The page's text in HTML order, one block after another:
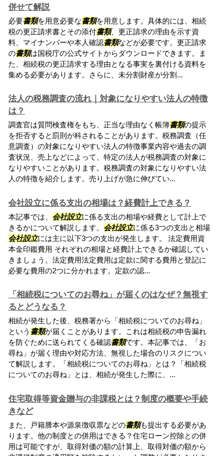
併せて解説
必要書類を用意必要な書類を用意します。具体的には、相続
税の更正請求書とその添付書類、更正請求の理由を示す資
料、マイナンバーや本人確認書類などが必要です。更正請求
の書類は国税庁の公式サイトからダウンロードできます。ま
た、相続税の更正請求する理由となる事実を裏付ける資料を
集める必要があります。さらに、未分割財産が分割...
法人の税務調査の流れ｜対象になりやすい法人の特徴
は？
調査官は質問検査権をもち、正当な理由なく帳簿書類の提示
を拒否すると罰則が科されることがあります。税務調査（任
意調査）の対象になりやすい法人の特徴事業内容や過去の調
査状況、売上などによって、特定の法人が税務調査の対象に
なりやすいことがあります。税務調査の対象になりやすい法
人の特徴を紹介します。売り上げが急に伸びてい...
会社設立に係る支出の相場は？経費計上できる？
本記事では、 会社設立に係る支出の相場や経費として計上で
きるかについて解説します。 会社設立に係る3つの支出と相場
会社設立には主に以下3つの支出が発生します。 法定費用資
本金印鑑費用 それぞれの相場と経費計上できるか確認してい
きましょう。法定費用法定費用は定款に関する費用と登記に
必要な費用の2つに分かれます。定款の認...
「相続税についてのお尋ね」が届くのはなぜ？無視す
るとどうなる？
相続が発生した後、税務署から「相続税についてのお尋ね」
という 書類が届くことがあります。これは相続税の申告漏れ
を防ぐために送られてくる確認書類です。本記事では、「お
尋ね」が届く理由や対応方法、無視した場合のリスクについ
て解説します。「相続税についてのお尋ね」とは？「相続税
についてのお尋ね」とは、相続が発生した際に、...
住宅取得等資金贈与の非課税とは？制度の概要や手続
きなど
また、戸籍謄本や源泉徴収票などの書類も提出する必要があ
ります。他の制度との併用はできる？住宅ローン控除との併
用は可能ですが、取得対価の額の計算上、取得対価の額から